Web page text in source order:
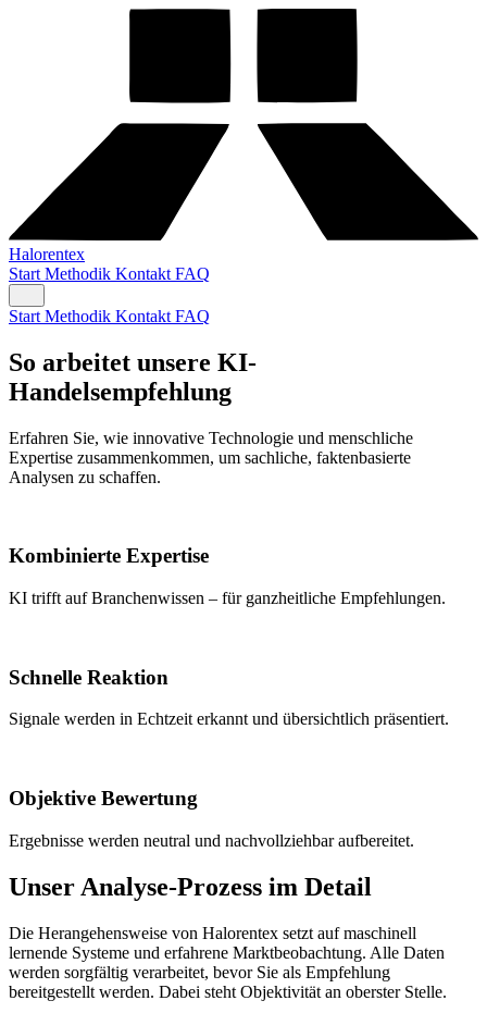
Halorentex
Start Methodik Kontakt FAQ
Start Methodik Kontakt FAQ
So arbeitet unsere KI-
Handelsempfehlung
Erfahren Sie, wie innovative Technologie und menschliche
Expertise zusammenkommen, um sachliche, faktenbasierte
Analysen zu schaffen.
Kombinierte Expertise
KI trifft auf Branchenwissen – für ganzheitliche Empfehlungen.
Schnelle Reaktion
Signale werden in Echtzeit erkannt und übersichtlich präsentiert.
Objektive Bewertung
Ergebnisse werden neutral und nachvollziehbar aufbereitet.
Unser Analyse-Prozess im Detail
Die Herangehensweise von Halorentex setzt auf maschinell
lernende Systeme und erfahrene Marktbeobachtung. Alle Daten
werden sorgfältig verarbeitet, bevor Sie als Empfehlung
bereitgestellt werden. Dabei steht Objektivität an oberster Stelle.